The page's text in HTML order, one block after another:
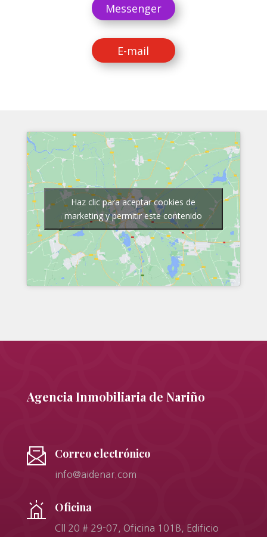
Messenger
E-mail
Haz clic para aceptar cookies de
marketing y permitir este contenido
Agencia Inmobiliaria de Nariño
Correo electrónico
info@aidenar.com
Oficina
Cll 20 # 29-07, Oficina 101B, Edificio